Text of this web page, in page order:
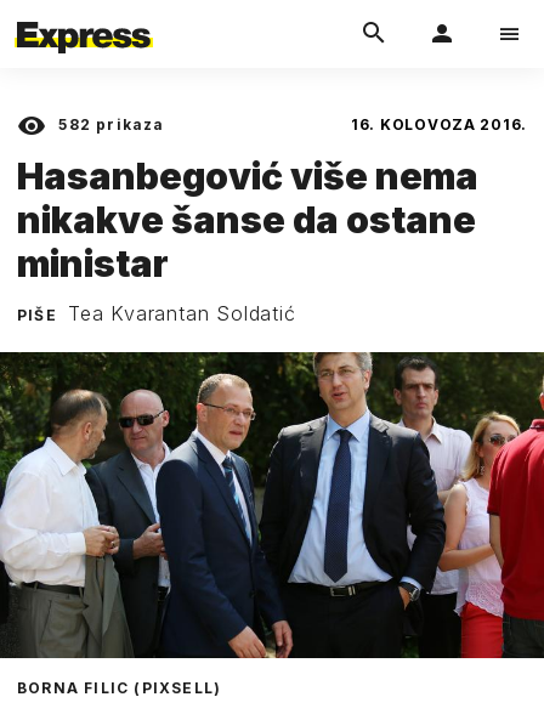
582 prikaza 16. KOLOVOZA 2016.
Hasanbegović više nema
nikakve šanse da ostane
ministar
PIŠE Tea Kvarantan Soldatić
BORNA FILIC (PIXSELL)